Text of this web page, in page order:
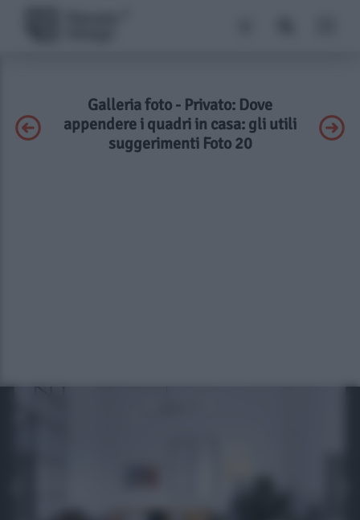
Galleria foto - Privato: Dove
appendere i quadri in casa: gli utili
suggerimenti Foto 20